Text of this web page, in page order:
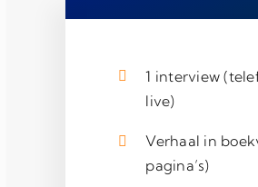
1 interview
live)
Verhaal in
pagina’s)